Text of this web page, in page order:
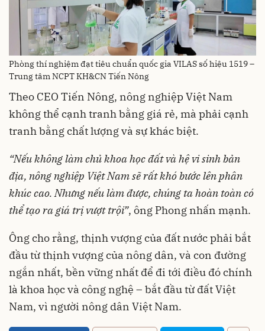
Phòng thí nghiệm đạt tiêu chuẩn quốc gia VILAS số hiệu 1519 –
Trung tâm NCPT KH&CN Tiến Nông
Theo CEO Tiến Nông, nông nghiệp Việt Nam
không thể cạnh tranh bằng giá rẻ, mà phải cạnh
tranh bằng chất lượng và sự khác biệt.
“Nếukhônglàmchủkhoahọcđấtvàhệvisinhbản
địa, nông nghiệp Việt Namsẽ rấtkhóbướclên phân
khúccao. Nhưng nếulàmđược, chúng tahoàn toàncó
thể tạo ragiá trịvượt trội”, ông Phong nhấn mạnh.
Ông cho rằng, thịnh vượng của đất nước phải bắt
đầu từ thịnh vượng của nông dân, và con đường
ngắn nhất, bền vững nhất để đi tới điều đó chính
là khoa học và công nghệ – bắt đầu từ đất Việt
Nam, vì người nông dân Việt Nam.